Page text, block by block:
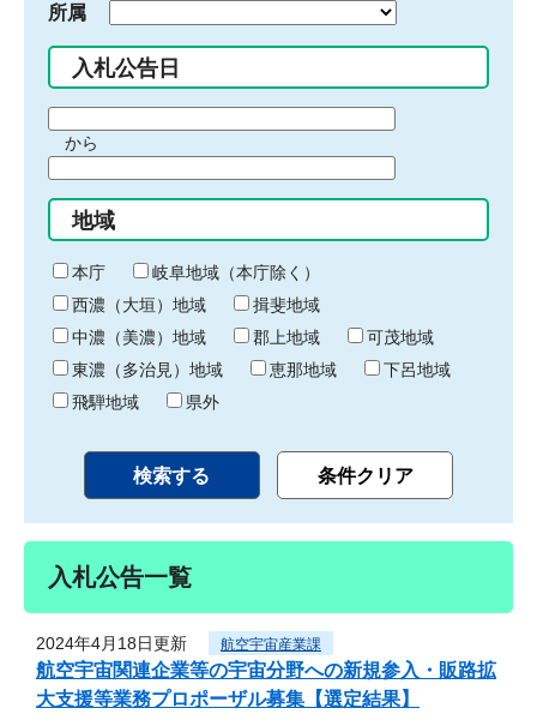
所属
入札公告日
間
始
り
から
間
終
わ
り
地域
本庁
岐阜地域（本庁除く）
西濃（大垣）地域
揖斐地域
中濃（美濃）地域
郡上地域
可茂地域
東濃（多治見）地域
恵那地域
下呂地域
飛騨地域
県外
入札公告一覧
2024年4月18日更新 航空宇宙産業課
航空宇宙関連企業等の宇宙分野への新規参入・販路拡
大支援等業務プロポーザル募集【選定結果】